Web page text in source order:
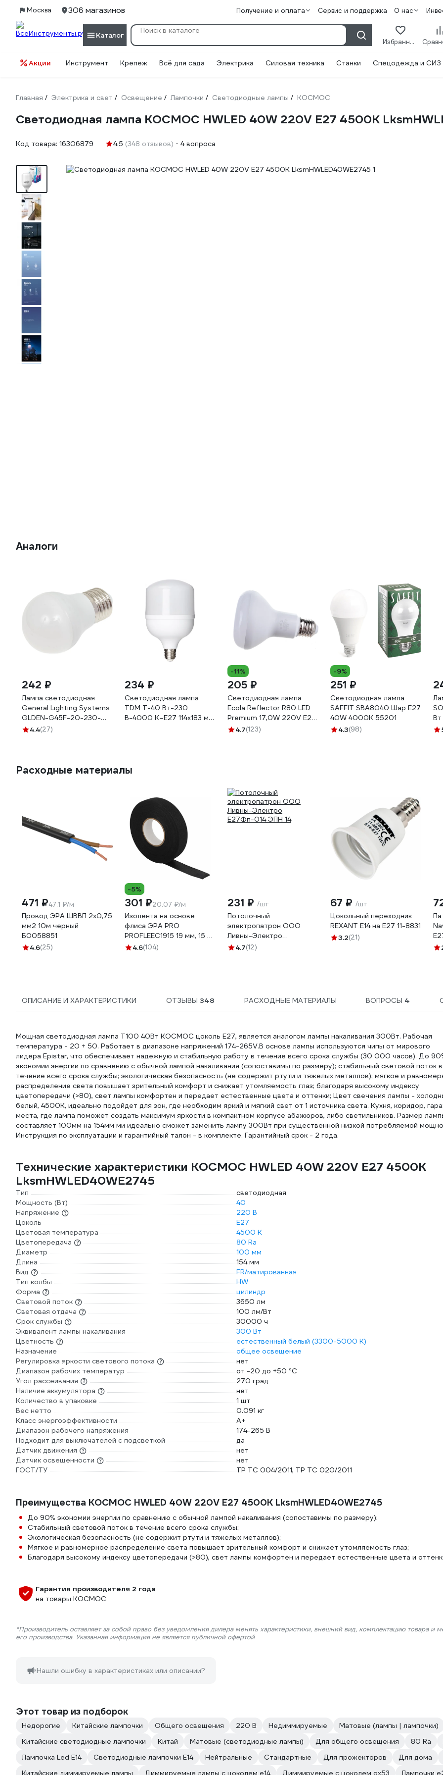
Москва 306 магазинов Получение и оплата Сервис и поддержка О нас
Каталог
Избранное
Акции Инструмент Крепеж Всё для сада Электрика Силовая техника Станки Спецодежда и СИЗ
Главная / Электрика и свет / Освещение / Лампочки / Светодиодные лампы / КОСМОС
Светодиодная лампа КОСМОС HWLED 40W 220V E27 4500K
Код товара: 16306879 4.5 (348 отзывов) 4 вопроса
Аналоги
242 ₽
Лампа светодиодная
General Lighting Systems
GLDEN-G45F-20-230-
E27-4500 661486
4.4(27)
234 ₽
Светодиодная лампа
TDM T-40 Вт-230
В-4000 К–E27 114x183 мм
-11%
205 ₽
Светодиодная лампа
Ecola Reflector R80 LED
Premium 17,0W 220V E27
4200K композит 114x80
4.7(123)
-9%
251 ₽
Светодиодная лампа
SAFFIT SBA8040 Шар E27
40W 4000K 55201
4.3(98)
Вт
Расходные материалы
471 ₽47.1 ₽/м
Провод ЭРА ШВВП 2x0,75
мм2 10м черный
Б0058851
4.6(25)
-5%
301 ₽20.07 ₽/м
Изолента на основе
флиса ЭРА PRO
PROFLEEC1915 19 мм, 15 м,
0,3 мм, черная Б0057181
4.6(104)
231 ₽ /шт
Потолочный
электропатрон ООО
Ливны-Электро
Е27Фп-014 ЭПН 14
4.7(12)
67 ₽ /шт
Цокольный переходник
REXANT Е14 на Е27 11-8831
3.2(21)
ОПИСАНИЕ И ХАРАКТЕРИСТИКИ ОТЗЫВЫ 348 РАСХОДНЫЕ МАТЕРИАЛЫ ВОПРОСЫ 4
Мощная светодиодная лампа Т100 40Вт КОСМОС цоколь E27, является аналогом лампы накаливания 300Вт. Рабочая
температура - 20 + 50. Работает в диапазоне напряжений 174-265V.В основе лампы используются чипы от мирового
лидера Epistar, что обеспечивает надежную и стабильную работу в течение всего срока службы (30 000 часов). До
экономии энергии по сравнению с обычной лампой накаливания (сопоставимы по размеру); стабильный световой поток в
течение всего срока службы; экологическая безопасность (не содержит ртути и тяжелых металлов); мягкое и
распределение света повышает зрительный комфорт и снижает утомляемость глаз; благодаря высокому индексу
цветопередачи (>80), свет лампы комфортен и передает естественные цвета и оттенки; Цвет свечения лампы -
белый, 4500K, идеально подойдет для зон, где необходим яркий и мягкий свет от 1 источника света. Кухня, коридор,
места, где лампа поможет создать максимум яркости в компактном корпусе абажюров, либо светильников. Размер
составляет 100мм на 154мм ми идеально сможет заменить лампу 300Вт при существенной низкой потребляемой
Инструкция по эксплуатации и гарантийный талон - в комплекте. Гарантийный срок - 2 года.
Технические характеристики КОСМОС HWLED 40W 220V E27 4500K
LksmHWLED40WE2745
Тип
светодиодная
Мощность (Вт)
40
Напряжение
220 В
Цоколь
E27
Цветовая температура
4500 К
Цветопередача
80 Ra
Диаметр
100 мм
Длина
154 мм
Вид
FR/матированная
Тип колбы
HW
Форма
цилиндр
Световой поток
3650 лм
Световая отдача
100 лм/Вт
Срок службы
30000 ч
Эквивалент лампы накаливания
300 Вт
Цветность
естественный белый (3300-5000 К)
Назначение
общее освещение
Регулировка яркости светового потока
нет
Диапазон рабочих температур
от -20 до +50 °С
Угол рассеивания
270 град
Наличие аккумулятора
нет
Количество в упаковке
1 шт
Вес нетто
0.091 кг
Класс энергоэффективности
A+
Диапазон рабочего напряжения
174-265 В
Подходит для выключателей с подсветкой
да
Датчик движения
нет
Датчик освещенности
нет
ГОСТ/ТУ
ТР ТС 004/2011, ТР ТС 020/2011
Преимущества КОСМОС HWLED 40W 220V E27 4500K LksmHWLED40WE2745
До 90% экономии энергии по сравнению с обычной лампой накаливания (сопоставимы по размеру);
Стабильный световой поток в течение всего срока службы;
Экологическая безопасность (не содержит ртути и тяжелых металлов);
Мягкое и равномерное распределение света повышает зрительный комфорт и снижает утомляемость глаз;
Благодаря высокому индексу цветопередачи (>80), свет лампы комфортен и передает естественные цвета и
Гарантия производителя 2 года
на товары КОСМОС
*Производитель оставляет за собой право без уведомления дилера менять характеристики, внешний вид, комплектацию товара и
его производства. Указанная информация не является публичной офертой
Нашли ошибку в характеристиках или описании?
Этот товар из подборок
Недорогие Китайские лампочки Общего освещения 220 В Недиммируемые Матовые (лампы | лампочки)
Китайские светодиодные лампочки
Китай Матовые (светодиодные лампы) Для общего освещения 80 Ra
Лампочка Led E14
Светодиодные лампочки E14 Нейтральные Стандартные Для прожекторов Для дома
Китайские диммируемые лампы
Диммируемые лампы с цоколем e14 Диммируемые с цоколем gx53 Лампочки